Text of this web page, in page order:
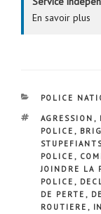
En savoir plus
CATÉGORIES
POLICE
ÉTIQUETTES
AGRESSION ,
POLICE ,
POLICE ,
JOINDRE LA
POLICE ,
DE PERTE ,
ROUTIERE ,